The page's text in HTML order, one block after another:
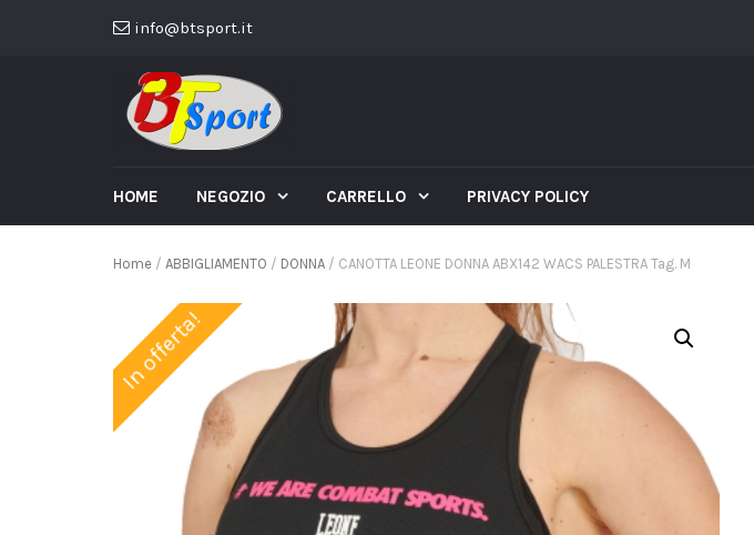
info@btsport.it
HOME NEGOZIO CARRELLO PRIVACY POLICY
Home / ABBIGLIAMENTO / DONNA / CANOTTA LEONE DONNA ABX142 WACS PALESTRA Tag. M
In offerta!